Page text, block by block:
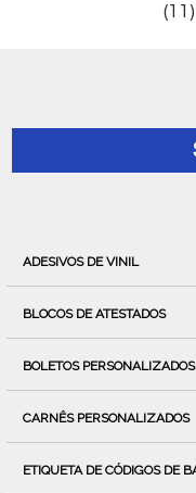
(11)
ADESIVOS DE VINIL
BLOCOS DE ATESTADOS
BOLETOS PERSONALIZADOS
CARNÊS PERSONALIZADOS
ETIQUETA DE CÓDIGOS DE